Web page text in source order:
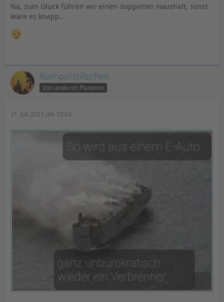
Na, zum Glück führen wir einen doppelten Haushalt, sonst
wäre es knapp...
Rumpelstilzchen
Von anderen Planeten
31. Juli 2023 um 10:04